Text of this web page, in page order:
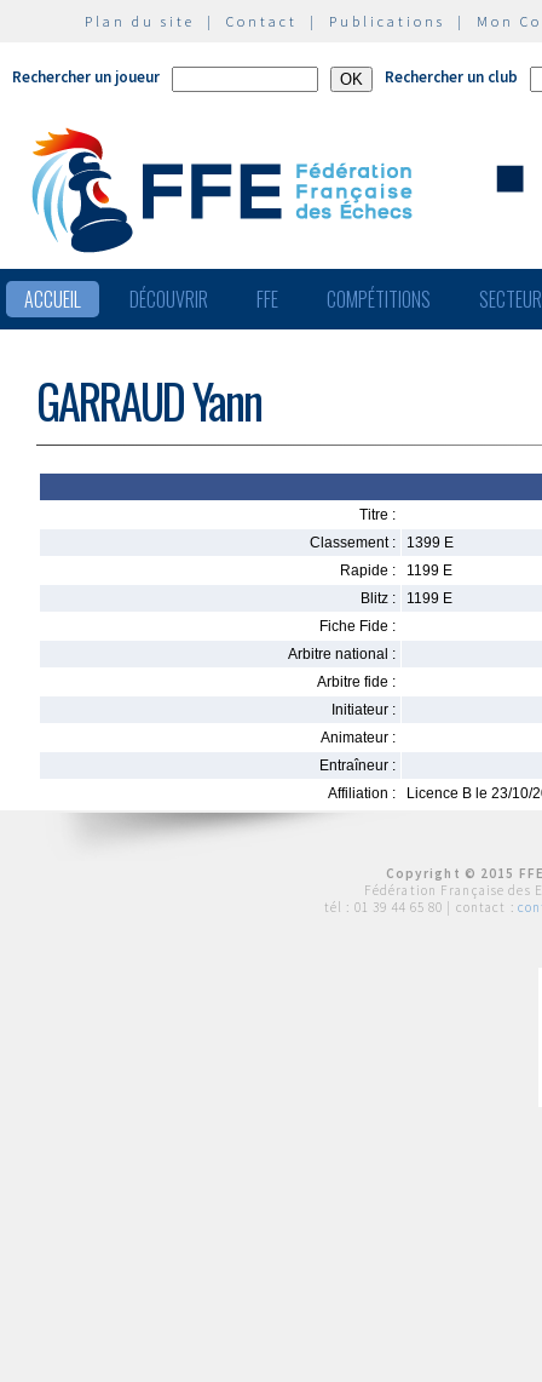
Plan du site | Contact | Publications | Mon
Rechercher un joueur Rechercher un club
ACCUEIL DÉCOUVRIR FFE COMPÉTITIONS
GARRAUD Yann
Titre :
Classement :
1399 E
Rapide :
1199 E
Blitz :
1199 E
Fiche Fide :
Arbitre national :
Arbitre fide :
Initiateur :
Animateur :
Entraîneur :
Affiliation :
Licence B le 23/10/
Copyright © 2015
Fédération Française des
tél : 01 39 44 65 80 | contact :